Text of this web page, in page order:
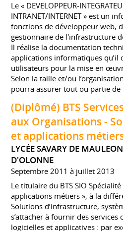
Le « DEVELOPPEUR-
INTRANET/INTERNET » est un
fonctions de développeur web,
gestionnaire de l'infrastructure
Il réalise la documentation
applications informatiques qu’il
utilisateurs pour la mise en
Selon la taille et/ou
pourra assurer tout ou partie de
(Diplômé) BTS
aux Organisations -
et applications
LYCÉE SAVARY DE
D'OLONNE
Septembre 2011 à juillet 2013
Le titulaire du BTS SIO
applications métiers », à la
Solutions d’infrastructure,
s’attacher à fournir des
logicielles et applicatives : par